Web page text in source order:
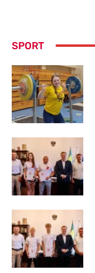
SPORT